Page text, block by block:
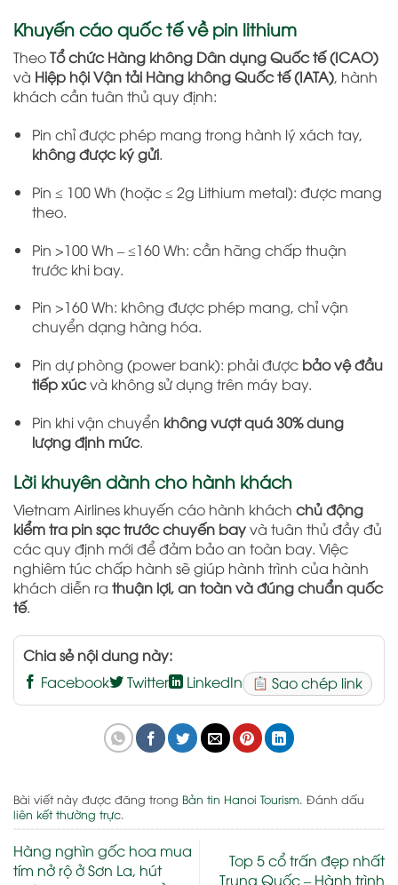
Khuyến cáo quốc tế về pin lithium
TheoTổ chức Hàng không Dân dụng Quốc tế (ICAO)
và Hiệp hội Vận tải Hàng không Quốc tế (IATA), hành
khách cần tuân thủ quy định:
Pin chỉ được phép mang trong hành lý xách tay,
không được ký gửi.
Pin ≤ 100 Wh (hoặc ≤ 2g Lithium metal): được mang
theo.
Pin >100 Wh – ≤160 Wh: cần hãng chấp thuận
trước khi bay.
Pin >160 Wh: không được phép mang, chỉ vận
chuyển dạng hàng hóa.
Pin dự phòng (power bank): phải được bảo vệ đầu
tiếp xúcvà không sử dụng trên máy bay.
Pin khi vận chuyển không vượt quá 30% dung
lượng định mức.
Lời khuyên dành cho hành khách
Vietnam Airlines khuyến cáo hành khách chủ động
kiểm tra pin sạc trước chuyến bayvà tuân thủ đầy đủ
các quy định mới để đảm bảo an toàn bay. Việc
nghiêm túc chấp hành sẽ giúp hành trình của hành
khách diễn ra thuận lợi, an toàn và đúng chuẩn quốc
tế.
Chia sẻ nội dung này:
Facebook
Twitter LinkedIn Sao chép link
Bài viết này được đăng trong Bản tin Hanoi Tourism. Đánh dấu
liên kết thường trực.
Hàng nghìn gốc hoa mua
tím nở rộ ở Sơn La, hút
Top 5 cổ trấn đẹp nhất
Trung Quốc – Hành trình